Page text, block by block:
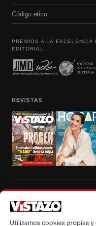
Código etico
PREMIOS A LA
EDITORIAL
REVISTAS
autorización escrita de su titular,
Utilizamos cookies propias